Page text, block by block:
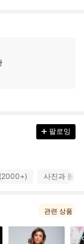
팔로잉
사진과 동
관련 상품